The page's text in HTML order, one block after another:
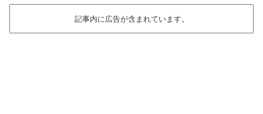
記事内に広告が含まれています。